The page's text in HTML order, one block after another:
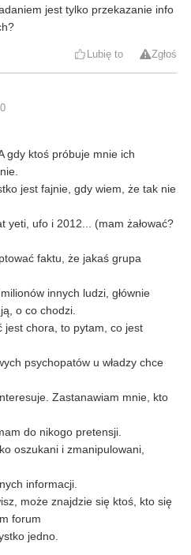
jest tylko przekazanie info
Lubię to Zgłoś
gdy ktoś próbuje mnie ich
jest fajnie, gdy wiem, że tak nie
yeti, ufo i 2012... (mam żałować?
faktu, że jakaś grupa
innych ludzi, głównie
o co chodzi.
jest chora, to pytam, co jest
psychopatów u władzy chce
Zastanawiam mnie, kto
do nikogo pretensji.
oszukani i zmanipulowani,
informacji.
może znajdzie się ktoś, kto się
forum
jedno.